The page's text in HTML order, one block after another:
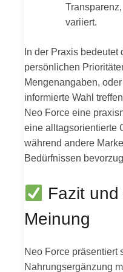
variiert.
In der Praxis bedeutet
persönlichen
Mengenangaben,
informierte Wahl
Neo Force eine
eine alltagsorientierte
während andere
Bedürfnissen
Fazit
Meinung
Neo Force präsentiert
Nahrungsergänzung